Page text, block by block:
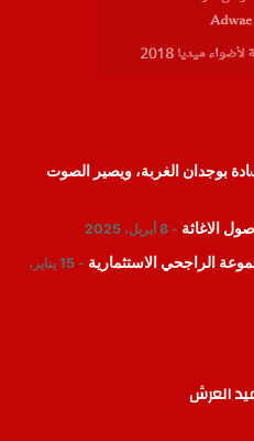
بوجدان الغربة، ويصير الصوت
الاغاثة 8 أبريل، 2025
الراجحي الاستثمارية
15 يناير،
العرش